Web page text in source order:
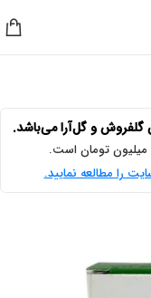
و گل‌آرا می‌باشد.
تومان است.
را مطالعه نمایید.